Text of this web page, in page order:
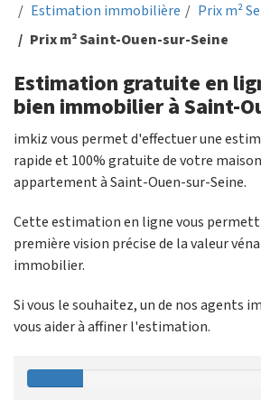
Estimation immobilière
Prix m²
Prix m² Saint-Ouen-sur-Seine
Estimation gratuite en
bien immobilier à Saint-
imkiz vous permet d'effectuer une
rapide et 100% gratuite de votre
appartement à Saint-Ouen-sur-Seine.
Cette estimation en ligne vous
première vision précise de la valeur
immobilier.
Si vous le souhaitez, un de nos agents
vous aider à affiner l'estimation.